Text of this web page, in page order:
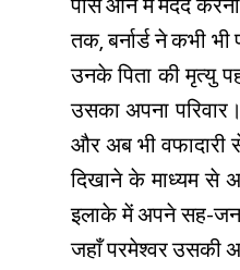
पास आने में मदद करना
तक, बर्नार्ड ने कभी
उनके पिता की मृत्यु
उसका अपना
और अब भी वफादारी
दिखाने के माध्यम से
इलाके में अपने सह-
जहाँ परमेश्वर उसकी